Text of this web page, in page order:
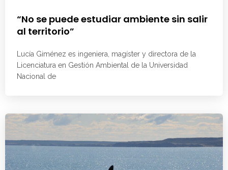
“No se puede estudiar ambiente sin salir
al territorio”
Lucía Giménez es ingeniera, magíster y directora de la
Licenciatura en Gestión Ambiental de la Universidad
Nacional de